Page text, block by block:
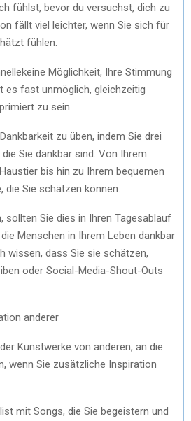
fühlst, bevor du versuchst, dich zu
fällt viel leichter, wenn Sie sich für
fühlen.
Möglichkeit, Ihre Stimmung
es fast unmöglich, gleichzeitig
zu sein.
zu üben, indem Sie drei
Sie dankbar sind. Von Ihrem
bis hin zu Ihrem bequemen
die Sie schätzen können.
sollten Sie dies in Ihren Tagesablauf
Menschen in Ihrem Leben dankbar
wissen, dass Sie sie schätzen,
oder Social-Media-Shout-Outs
anderer
Kunstwerke von anderen, an die
wenn Sie zusätzliche Inspiration
mit Songs, die Sie begeistern und